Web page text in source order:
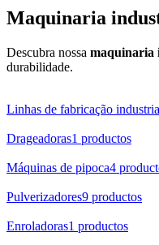
Maquinaria
Descubra nossa maquinaria
durabilidade.
Linhas de fabricação
Drageadoras1 productos
Máquinas de pipoca4
Pulverizadores9 productos
Enroladoras1 productos